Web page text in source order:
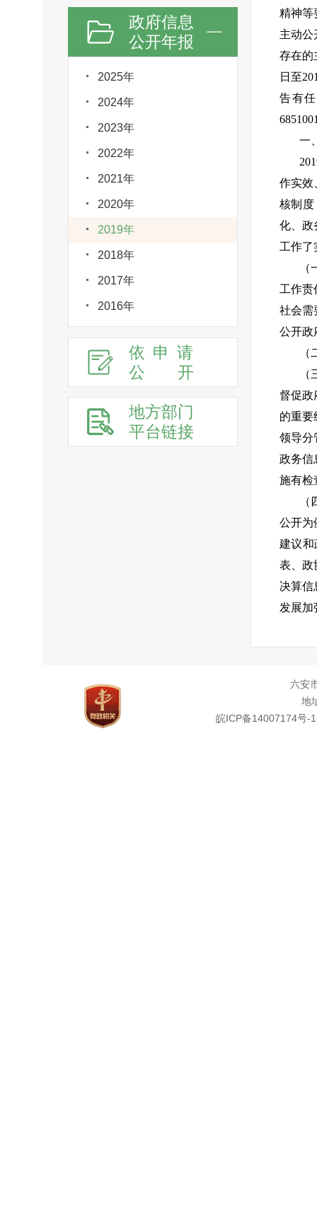
政府信息
公开年报
2025年
2024年
2023年
2022年
2021年
2020年
2019年
2018年
2017年
2016年
依申请
公
开
地方部门
平台链接
精神等
主动公
存在的
日至
告有
一
作实效
核制度
化、政
工作了
工作责
社会需
公开政
督促政
的重要
领导分
政务信
施有检
公开为
建议和
表、政
决算信
发展加
应，坚
备案
科室
六安
地
皖ICP备14007174号-1